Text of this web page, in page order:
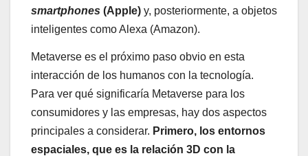
smartphones (Apple) y, posteriormente, a objetos
inteligentes como Alexa (Amazon).
Metaverse es el próximo paso obvio en esta
interacción de los humanos con la tecnología.
Para ver qué significaría Metaverse para los
consumidores y las empresas, hay dos aspectos
principales a considerar. Primero, los entornos
espaciales, que es la relación 3D con la